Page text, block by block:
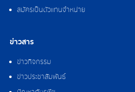
สมัครเป็นตัวแทนจำหน่าย
ข่าวสาร
ข่าวกิจกรรม
ข่าวประชาสัมพันธ์